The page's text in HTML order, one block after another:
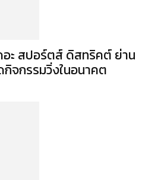
อะ สปอร์ตส์ ดิสทริคต์ ย่าน
จกรรมวิ่งในอนาคต